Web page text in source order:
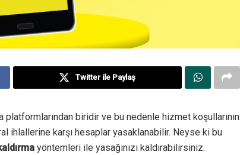
Twitter ile Paylaş
platformlarından biridir ve bu nedenle hizmet koşullarının
ihlallerine karşı hesaplar yasaklanabilir. Neyse ki bu
yöntemleri ile yasağınızı kaldırabilirsiniz.